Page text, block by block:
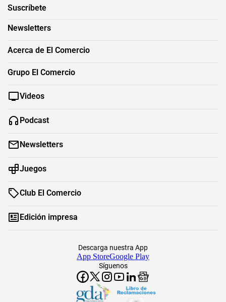
Suscríbete
Newsletters
Acerca de El Comercio
Grupo El Comercio
Videos
Podcast
Newsletters
Juegos
Club El Comercio
Edición impresa
Síguenos
Descarga nuestra App
App StoreGoogle Play